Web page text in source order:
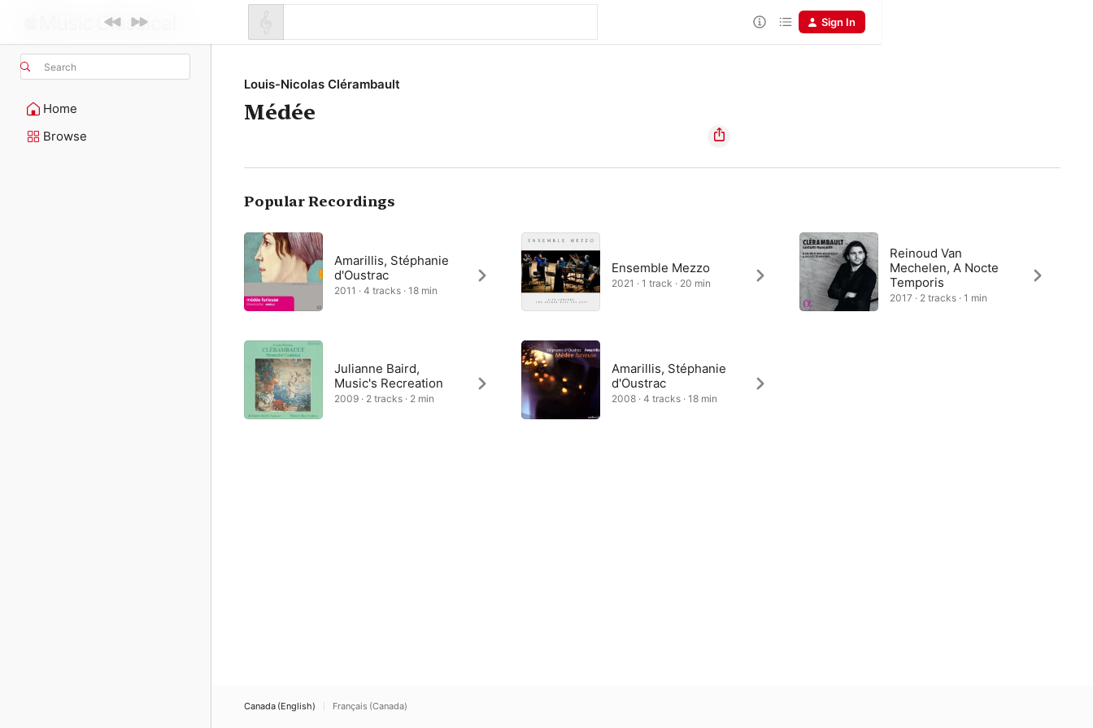
Search
Home
Browse
Sign In
Louis-Nicolas Clérambault
Médée
Popular Recordings
Amarillis, Stéphanie
d'Oustrac
2011 · 4 tracks · 18 min
Ensemble Mezzo
2021 · 1 track · 20 min
Reinoud Van
Mechelen, A Nocte
Temporis
2017 · 2 tracks · 1 min
Julianne Baird,
Music's Recreation
2009 · 2 tracks · 2 min
Amarillis, Stéphanie
d'Oustrac
2008 · 4 tracks · 18 min
Canada (English) Français (Canada)